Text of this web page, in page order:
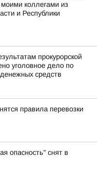
коллегами из
и Республики
прокурорской
уголовное дело по
средств
правила перевозки
опасность" снят в